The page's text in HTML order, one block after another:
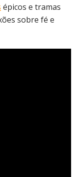
épicos e tramas
sobre fé e